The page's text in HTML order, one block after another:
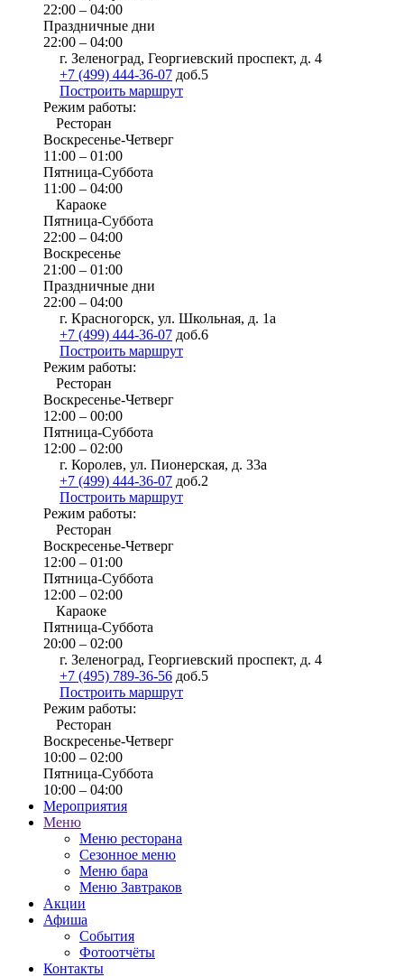
22:00 – 04:00
Праздничные дни
22:00 – 04:00
г. Зеленоград, Георгиевский проспект, д. 4
+7 (499) 444-36-07 доб.5
Построить маршрут
Режим работы:
Ресторан
Воскресенье-Четверг
11:00 – 01:00
Пятница-Суббота
11:00 – 04:00
Караоке
Пятница-Суббота
22:00 – 04:00
Воскресенье
21:00 – 01:00
Праздничные дни
22:00 – 04:00
г. Красногорск, ул. Школьная, д. 1а
+7 (499) 444-36-07 доб.6
Построить маршрут
Режим работы:
Ресторан
Воскресенье-Четверг
12:00 – 00:00
Пятница-Суббота
12:00 – 02:00
г. Королев, ул. Пионерская, д. 33а
+7 (499) 444-36-07 доб.2
Построить маршрут
Режим работы:
Ресторан
Воскресенье-Четверг
12:00 – 01:00
Пятница-Суббота
12:00 – 02:00
Караоке
Пятница-Суббота
20:00 – 02:00
г. Зеленоград, Георгиевский проспект, д. 4
+7 (495) 789-36-56 доб.5
Построить маршрут
Режим работы:
Ресторан
Воскресенье-Четверг
10:00 – 02:00
Пятница-Суббота
10:00 – 04:00
Мероприятия
Меню
Меню ресторана
Сезонное меню
Меню бара
Меню Завтраков
Акции
Афиша
События
Фотоотчёты
Контакты